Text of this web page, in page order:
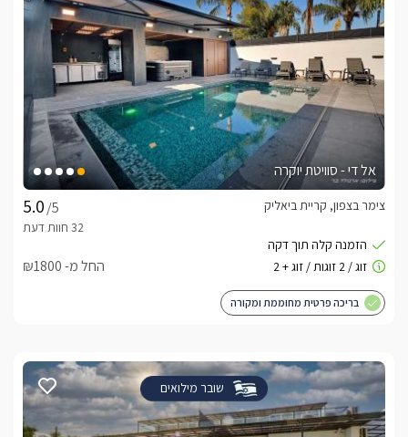
אל די - סוויטת יוקרה
/5
צימר בצפון, קריית ביאליק
החל מ- ₪1800
בריכה פרטית מחוממת ומקורה
שובר מילואים